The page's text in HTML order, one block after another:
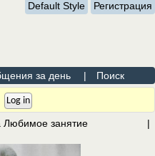
Default Style Регистрация
за день | Поиск
|
Любимое занятие